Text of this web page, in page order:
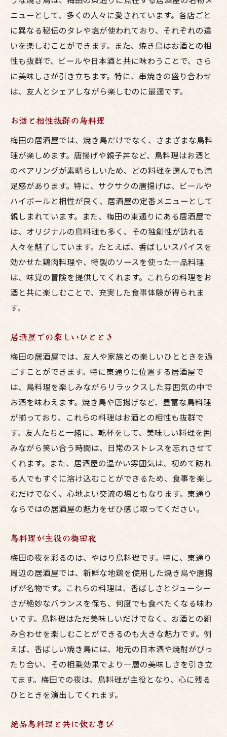
ニューとして、多くの人々に愛されています。各店ごと
に異なる秘伝のタレや塩が使われており、それぞれの違
いを楽しむことができます。また、焼き鳥はお酒との相
性も抜群で、ビールや日本酒と共に味わうことで、さら
に美味しさが引き立ちます。特に、串焼きの盛り合わせ
は、友人とシェアしながら楽しむのに最適です。
お酒と相性抜群の鳥料理
梅田の居酒屋では、焼き鳥だけでなく、さまざまな鳥料
理が楽しめます。唐揚げや親子丼など、鳥料理はお酒と
のペアリングが素晴らしいため、どの料理を選んでも満
足感があります。特に、サクサクの唐揚げは、ビールや
ハイボールと相性が良く、居酒屋の定番メニューとして
親しまれています。また、梅田の東通りにある居酒屋で
は、オリジナルの鳥料理も多く、その独創性が訪れる
人々を魅了しています。たとえば、香ばしいスパイスを
効かせた鶏肉料理や、特製のソースを使った一品料理
は、味覚の冒険を提供してくれます。これらの料理をお
酒と共に楽しむことで、充実した食事体験が得られま
す。
居酒屋での楽しいひととき
梅田の居酒屋では、友人や家族との楽しいひとときを過
ごすことができます。特に東通りに位置する居酒屋で
は、鳥料理を楽しみながらリラックスした雰囲気の中で
お酒を味わえます。焼き鳥や唐揚げなど、豊富な鳥料理
が揃っており、これらの料理はお酒との相性も抜群で
す。友人たちと一緒に、乾杯をして、美味しい料理を囲
みながら笑い合う時間は、日常のストレスを忘れさせて
くれます。また、居酒屋の温かい雰囲気は、初めて訪れ
る人でもすぐに溶け込むことができるため、食事を楽し
むだけでなく、心地よい交流の場ともなります。東通り
ならではの居酒屋の魅力をぜひ感じ取ってください。
鳥料理が主役の梅田夜
梅田の夜を彩るのは、やはり鳥料理です。特に、東通り
周辺の居酒屋では、新鮮な地鶏を使用した焼き鳥や唐揚
げが名物です。これらの料理は、香ばしさとジューシー
さが絶妙なバランスを保ち、何度でも食べたくなる味わ
いです。鳥料理はただ美味しいだけでなく、お酒との組
み合わせを楽しむことができるのも大きな魅力です。例
えば、香ばしい焼き鳥には、地元の日本酒や焼酎がぴっ
たり合い、その相乗効果でより一層の美味しさを引き立
てます。梅田での夜は、鳥料理が主役となり、心に残る
ひとときを演出してくれます。
絶品鳥料理と共に飲む喜び